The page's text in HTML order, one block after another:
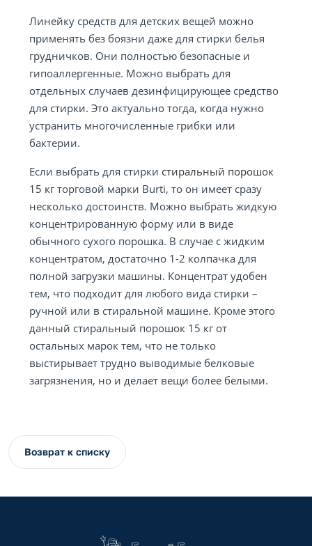
Линейку средств для детских вещей можно
применять без боязни даже для стирки белья
грудничков. Они полностью безопасные и
гипоаллергенные. Можно выбрать для
отдельных случаев дезинфицирующее средство
для стирки. Это актуально тогда, когда нужно
устранить многочисленные грибки или
бактерии.
Если выбрать для стирки стиральный порошок
15 кгторговой марки Burti, то он имеет сразу
несколько достоинств. Можно выбрать жидкую
концентрированную форму или в виде
обычного сухого порошка. В случае с жидким
концентратом, достаточно 1-2 колпачка для
полной загрузки машины. Концентрат удобен
тем, что подходит для любого вида стирки –
ручной или в стиральной машине. Кроме этого
данный стиральный порошок 15 кг от
остальных марок тем, что не только
выстирывает трудно выводимые белковые
загрязнения, но и делает вещи более белыми.
Возврат к списку